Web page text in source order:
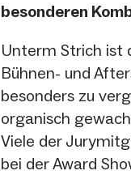
besonderen
Unterm Strich ist
Bühnen- und
besonders zu
organisch
Viele der
bei der Award